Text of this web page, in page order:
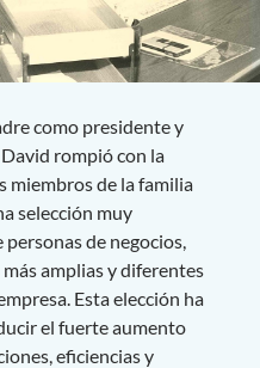
como presidente y
rompió con la
miembros de la familia
selección muy
de negocios,
amplias y diferentes
Esta elección ha
el fuerte aumento
eficiencias y